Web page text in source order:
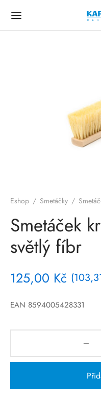
Eshop / Smetáčky /
Smetáček
světlý fíbr
125,00 Kč (
EAN 8594005428331